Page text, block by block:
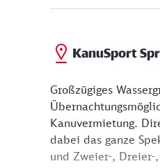
KanuSport
Großzügiges
Kanuvermietung.
dabei das ganze
und Zweier-, Dreier-